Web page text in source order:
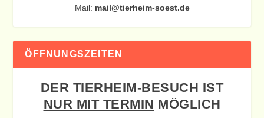
Mail: mail@tierheim-soest.de
ÖFFNUNGSZEITEN
DER TIERHEIM-BESUCH IST
NUR MIT TERMIN MÖGLICH